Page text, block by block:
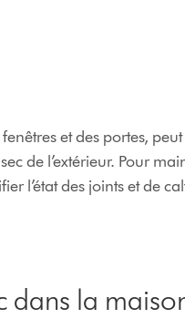
et des portes, peut
de l’extérieur. Pour
l’état des joints et de
dans la